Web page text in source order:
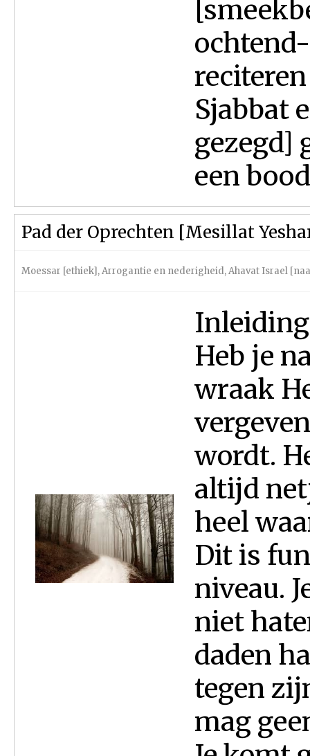
Sjabbat
gezegd]
een
Pad der Oprechten [Mesillat
Moessar [ethiek],Arrogantie en nederigheid,Ahavat Israel
Inleiding
Heb je
wraak
wordt.
altijd
heel
Dit is
niveau.
niet
daden
tegen
mag